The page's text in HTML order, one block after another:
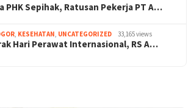
PHK Sepihak, Ratusan Pekerja PT A…
KESEHATAN UNCATEGORIZED 33,165 views
Hari Perawat Internasional, RS A…